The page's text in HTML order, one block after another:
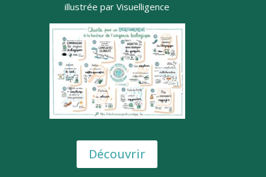
illustrée par Visuelligence
Découvrir